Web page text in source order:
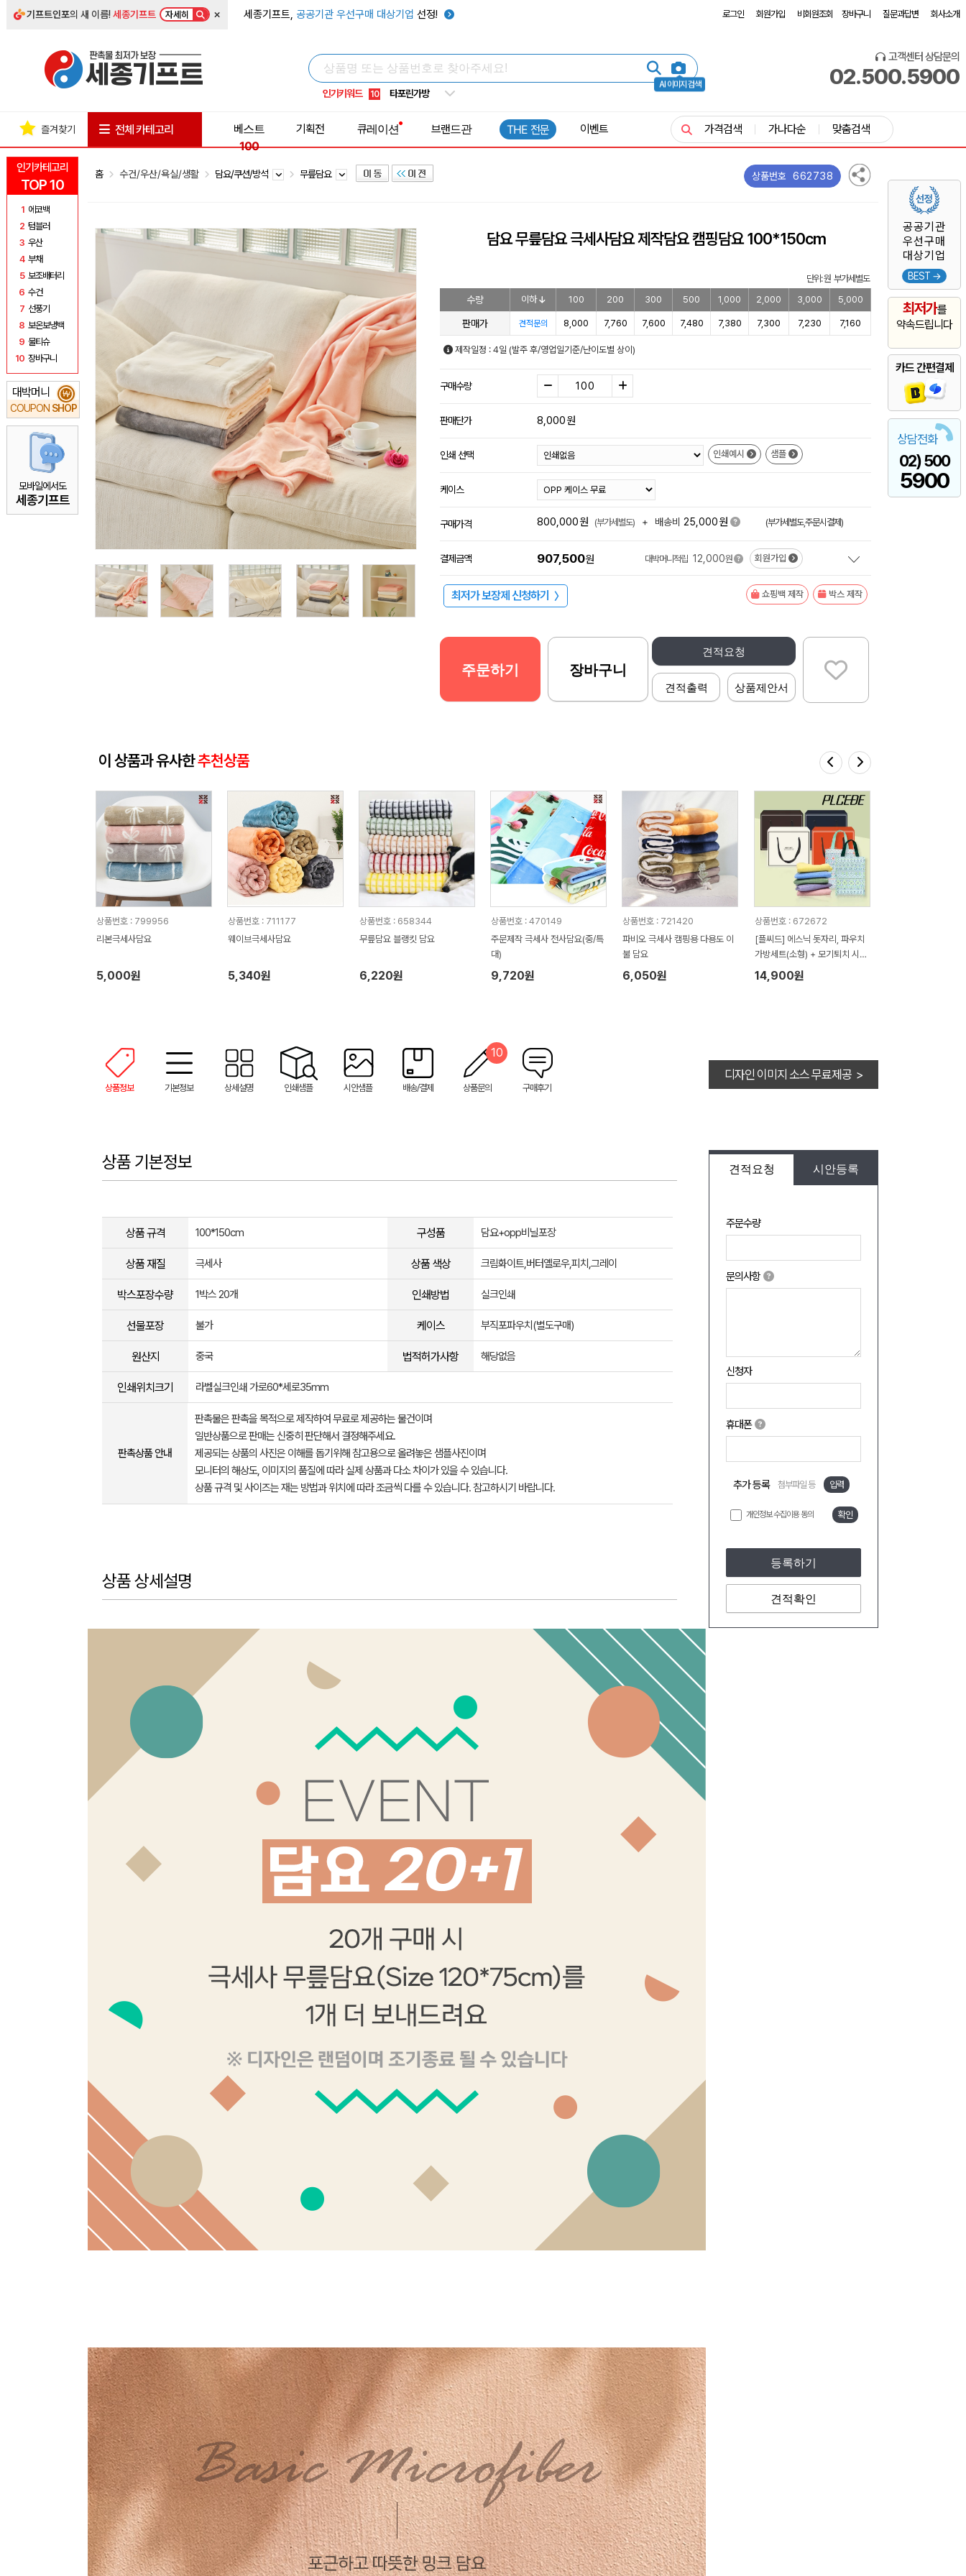
기프트인포의 새 이름!세종기프트 자세히 × 세종기프트, 공공기관 우선구매 대상기업 선정! 로그인 회원가입 비회원조회 장바구니 질문과답변 회사소개
AI 이미지 검색
인기키워드
6
9 넥쿨러
10 타포린가방
고객센터 상담문의
02.500.5900
인기카테고리
TOP 10
1 에코백
2 텀블러
3 우산
4 부채
5 보조배터리
6 수건
7 선풍기
8 보온보냉백
9 물티슈
10 장바구니
대박머니
COUPON SHOP
₩
모바일에서도
세종기프트
공공기관
우선구매
대상기업
BEST →
최저가를
약속드립니다
카드 간편결제
상담전화
02) 500
5900
즐겨찾기 전체 카테고리
베스트
100
기획전 큐레이션 브랜드관 THE 전문 이벤트 가격검색 가나다순 맞춤검색
홈 수건/우산/욕실/생활 담요/쿠션/방석 무릎담요 상품번호 662738
담요 무릎담요 극세사담요 제작담요 캠핑담요 100*150cm
단위: 원 부가세별도
수량 이하 100 200 300 500 1,000 2,000 3,000 5,000
판매가 견적문의 8,000 7,760 7,600 7,480 7,380 7,300 7,230 7,160
제작일정 : 4일 (발주 후/영업일기준/난이도별 상이)
구매수량
판매단가 8,000원
인쇄 선택 인쇄예시 샘플
케이스
구매가격 800,000원 (부가세별도) + 배송비 25,000원 (부가세별도,주문시결제)
결제금액 907,500원 대박머니적립 12,000원 회원가입
최저가 보장제 신청하기 〉 쇼핑백 제작 박스 제작
견적요청
견적출력 상품제안서
주문하기 장바구니
이 상품과 유사한추천상품
상품번호 : 799956
리본극세사담요
5,000원
상품번호 : 711177
웨이브극세사담요
5,340원
상품번호 : 658344
무릎담요 블랭킷 담요
6,220원
상품번호 : 470149
주문제작 극세사 전사담요(중/특
대)
9,720원
상품번호 : 721420
파비오 극세사 캠핑용 다용도 이
불 담요
6,050원
상품번호 : 672672
[플씨드] 에스닉 돗자리, 파우치
가방세트(소형) + 모기퇴치 시어
서커 무릎담요(S사이즈) 2종 세
14,900원
상품정보 기본정보 상세설명 인쇄샘플 시안샘플 배송/결제 상품문의
10
구매후기
디자인 이미지 소스 무료제공 >
견적요청 시안등록
주문수량
문의사항
신청자
휴대폰
추가 등록 첨부파일 등 입력
개인정보 수집이용 동의 확인
등록하기
견적확인
상품 기본정보
상품 규격 100*150cm 구성품 담요+opp비닐포장
상품 재질 극세사 상품 색상 크림화이트,버터옐로우,피치,그레이
박스포장수량 1박스 20개 인쇄방법 실크인쇄
선물포장 불가 케이스 부직포파우치(별도구매)
원산지 중국 법적허가사항 해당없음
인쇄위치크기 라벨실크인쇄 가로60*세로35mm
판촉상품 안내
판촉물은 판촉을 목적으로 제작하여 무료로 제공하는 물건이며
일반상품으로 판매는 신중히 판단해서 결정해주세요.
제공되는 상품의 사진은 이해를 돕기위해 참고용으로 올려놓은 샘플사진이며
모니터의 해상도, 이미지의 품질에 따라 실제 상품과 다소 차이가 있을 수 있습니다.
상품 규격 및 사이즈는 재는 방법과 위치에 따라 조금씩 다를 수 있습니다. 참고하시기 바랍니다.
상품 상세설명